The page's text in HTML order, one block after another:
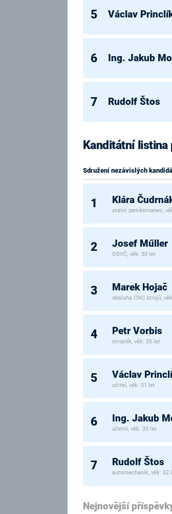
5 Václav
6 Ing. Jakub
7 Rudolf Štos
Kanditátní listina
Sdružení nezávislých
1 Klára
státní zaměstnanec,
2 Josef Műller
OSVČ, věk: 30 let
3 Marek Hojač
obsluha CNC strojů,
4 Petr Vorbis
strojník, věk: 35 let
5 Václav
učitel, věk: 51 let
6 Ing. Jakub
účetní, věk: 33 let
7 Rudolf Štos
automechanik, věk: 52
Nejnovější